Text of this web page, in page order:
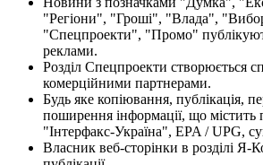
"Регіони", "Гроші", "Влада",
"Спецпроекти", "Промо"
реклами.
Розділ Спецпроекти створюється
комерційними партнерами.
Будь яке копіювання, публікація,
поширення інформації, що містить
"Інтерфакс-Україна", EPA / UPG,
Власник веб-сторінки в розділі Я-